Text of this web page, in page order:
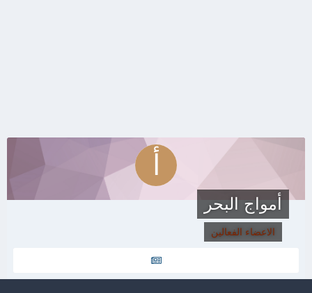
أمواج البحر
الاعضاء الفعالين